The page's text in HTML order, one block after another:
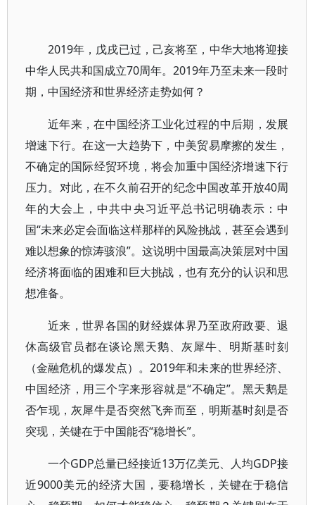
2019年，戊戌已过，己亥将至，中华大地将迎接
中华人民共和国成立70周年。2019年乃至未来一段时
期，中国经济和世界经济走势如何？
近年来，在中国经济工业化过程的中后期，发展
增速下行。在这一大趋势下，中美贸易摩擦的发生，
不确定的国际经贸环境，将会加重中国经济增速下行
压力。对此，在不久前召开的纪念中国改革开放40周
年的大会上，中共中央习近平总书记明确表示：中
国“未来必定会面临这样那样的风险挑战，甚至会遇到
难以想象的惊涛骇浪”。这说明中国最高决策层对中国
经济将面临的困难和巨大挑战，也有充分的认识和思
想准备。
近来，世界各国的财经媒体界乃至政府政要、退
休高级官员都在谈论黑天鹅、灰犀牛、明斯基时刻
（金融危机的爆发点）。2019年和未来的世界经济、
中国经济，用三个字来形容就是“不确定”。黑天鹅是
否乍现，灰犀牛是否突然飞奔而至，明斯基时刻是否
突现，关键在于中国能否“稳增长”。
一个GDP总量已经接近13万亿美元、人均GDP接
近9000美元的经济大国，要稳增长，关键在于稳信